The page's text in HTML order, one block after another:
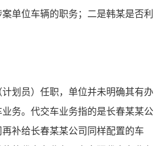
单位车辆的职务；二是韩某是否利
划员）任职，单位并未明确其有办
务。代交车业务指的是长春某某公
补给长春某某公司同样配置的车